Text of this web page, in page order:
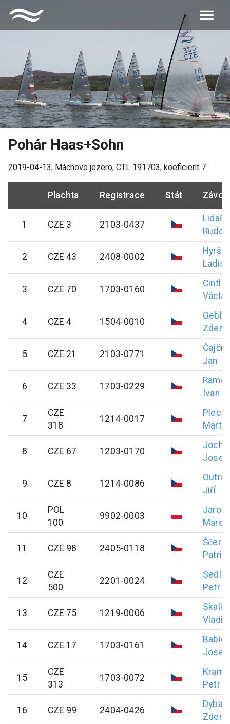
Pohár Haas+Sohn
2019-04-13, Máchovo jezero, CTL 191703, koeficient 7
Plachta Registrace Stát
1 CZE 3 2103-0437
Lidařík
Rudolf
2 CZE 43 2408-0002
Hyrš
3 CZE 70 1703-0160
Cintl
Václav
4 CZE 4 1504-0010
5 CZE 21 2103-0771
Čajčík
Jan
6 CZE 33 1703-0229
Rameš
Ivan
7
CZE
318
1214-0017
Martin
8 CZE 67 1203-0170
Josef
9 CZE 8 1214-0086
Jiří
10
POL
100
9902-0003
Marek
11 CZE 98 2405-0118
Patrik
12
CZE
500
2201-0024
Petr
13 CZE 75 1219-0006
14 CZE 17 1703-0161
Josef
15
CZE
313
1703-0072
Petr
16 CZE 99 2404-0426
Dybal